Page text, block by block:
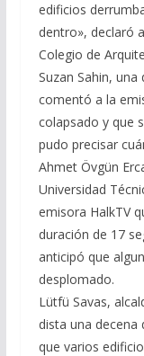
edificios
dentro», declaró
Colegio de
Suzan Sahin,
comentó a la
colapsado y que
pudo precisar
Ahmet Övgün
Universidad
emisora HalkTV
duración de 17
anticipó que
desplomado.
Lütfü Savas,
dista una
que varios